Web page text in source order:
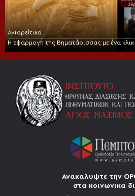
Αγιορείτικα
Η εφαρμογή της Βηματάρισσας με ένα
Ανακαλυψτε την
στα κοινωνικα